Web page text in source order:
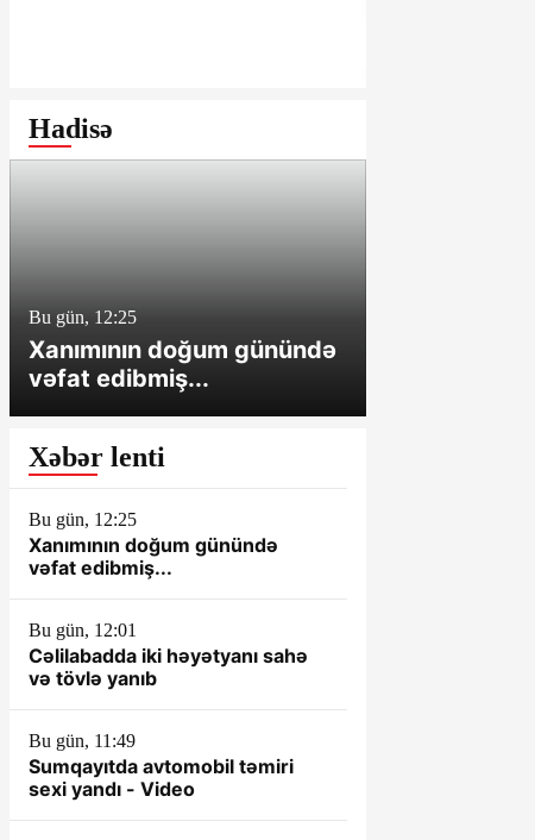
Arxitektura Komitəsi -
SAKİNLƏRDƏN
Hadisə
Bu gün, 12:25
Xanımının doğum günündə
vəfat edibmiş...
Xəbər lenti
Bu gün, 12:25
Xanımının doğum günündə
vəfat edibmiş...
Bu gün, 12:01
Cəlilabadda iki həyətyanı sahə
və tövlə yanıb
Bu gün, 11:49
Sumqayıtda avtomobil təmiri
sexi yandı - Video